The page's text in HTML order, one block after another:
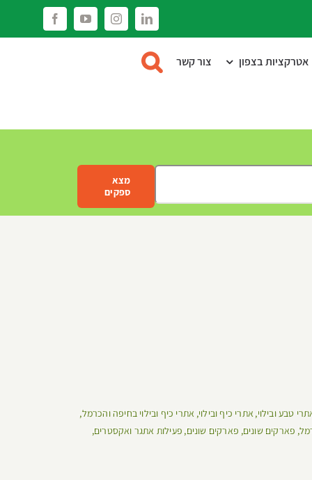
LinkedIn
Instagram
YouTube
Facebook
אטרקציות בצפון צור קשר
מצא
ספקים
טבע ובילוי אתרי כיף ובילוי אתרי כיף ובילוי בחיפה והכרמל
פארקים שונים פארקים שונים פעילות אתגר ואקסטרים